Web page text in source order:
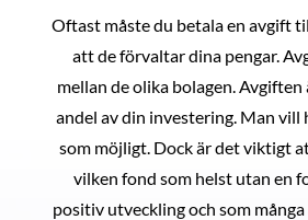
Oftast måste du betala en avgift
att de förvaltar dina pengar.
mellan de olika bolagen.
andel av din investering. Man vill
som möjligt. Dock är det viktigt
vilken fond som helst utan en
positiv utveckling och som